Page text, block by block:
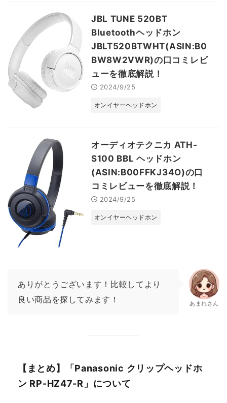
JBL TUNE 520BT
Bluetoothヘッドホン
JBLT520BTWHT(ASIN:B0
BW8W2VWR)の口コミレビ
ューを徹底解説！
2024/9/25
オンイヤーヘッドホン
オーディオテクニカ ATH-
S100 BBL ヘッドホン
(ASIN:B00FFKJ34O)の口
コミレビューを徹底解説！
2024/9/25
オンイヤーヘッドホン
ありがとうございます！比較してより
良い商品を探してみます！
あまれさん
【まとめ】「Panasonic クリップヘッドホ
ン RP-HZ47-R」について